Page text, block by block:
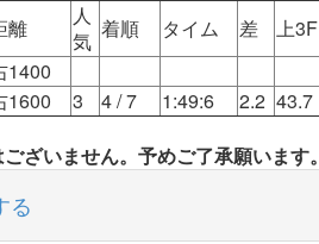
離
人
気 着順 タイム 差 上3F
1400
1600
3 4/ 7 1:49:6 2.2 43.7
ざいません。予めご了承願います。
る